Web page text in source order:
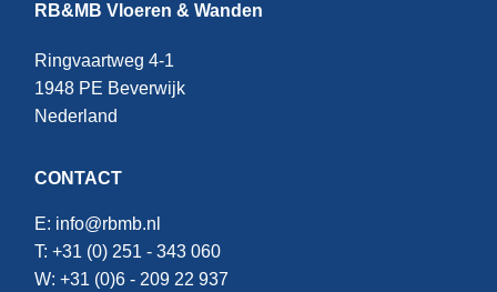
RB&MB Vloeren & Wanden
Ringvaartweg 4-1
1948 PE Beverwijk
Nederland
CONTACT
E: info@rbmb.nl
T: +31 (0) 251 - 343 060
W: +31 (0)6 - 209 22 937